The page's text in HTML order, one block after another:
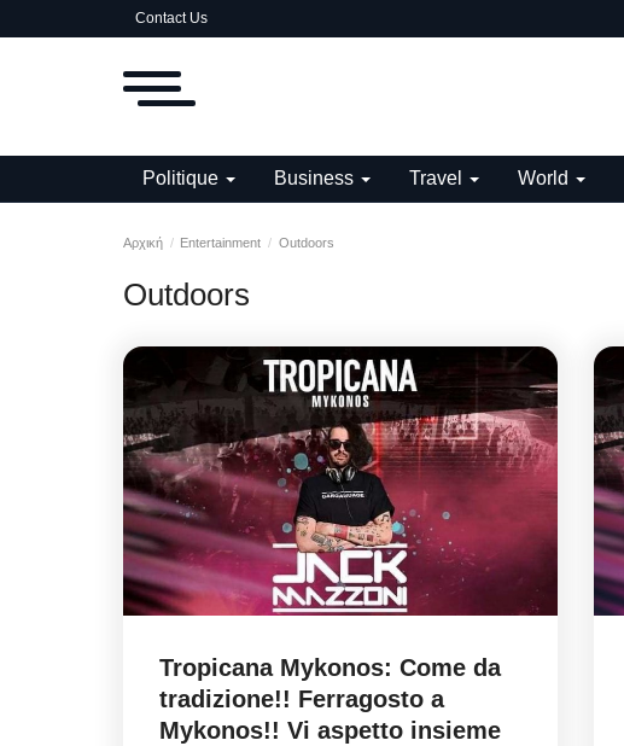
Contact Us
Politique Business Travel World
Αρχική Entertainment Outdoors
Outdoors
Tropicana Mykonos: Come da
tradizione!! Ferragosto a
Mykonos!! Vi aspetto insieme